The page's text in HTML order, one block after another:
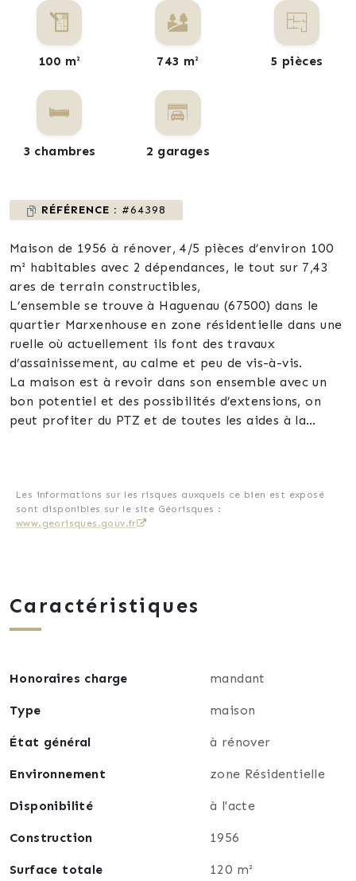
100 m² 743 m² 5 pièces
3 chambres 2 garages
RÉFÉRENCE : #64398
Maison de 1956 à rénover, 4/5 pièces d’environ 100
m² habitables avec 2 dépendances, le tout sur 7,43
ares de terrain constructibles,
L’ensemble se trouve à Haguenau (67500) dans le
quartier Marxenhouse en zone résidentielle dans une
ruelle où actuellement ils font des travaux
d’assainissement, au calme et peu de vis-à-vis.
La maison est à revoir dans son ensemble avec un
bon potentiel et des possibilités d’extensions, on
peut profiter du PTZ et de toutes les aides à la
également possibilité d’installer une piscine.
Sous tout le RDC on peut profiter d’un sous-sol avec
êtes bricoleur alors profitez de cette opportunité.
Les informations sur les risques auxquels ce bien est exposé
sont disponibles sur le site Géorisques :
www.georisques.gouv.fr
Caractéristiques
Honoraires charge mandant
Type maison
État général à rénover
Environnement zone Résidentielle
Disponibilité à l'acte
Construction 1956
Surface totale 120 m²